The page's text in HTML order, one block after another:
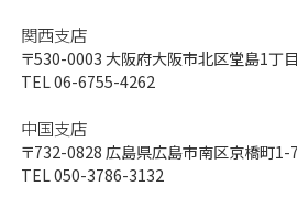
関西支店
〒530-0003 大阪府大阪市北区堂島1丁
TEL 06-6755-4262
中国支店
〒732-0828 広島県広島市南区京橋町1-
TEL 050-3786-3132